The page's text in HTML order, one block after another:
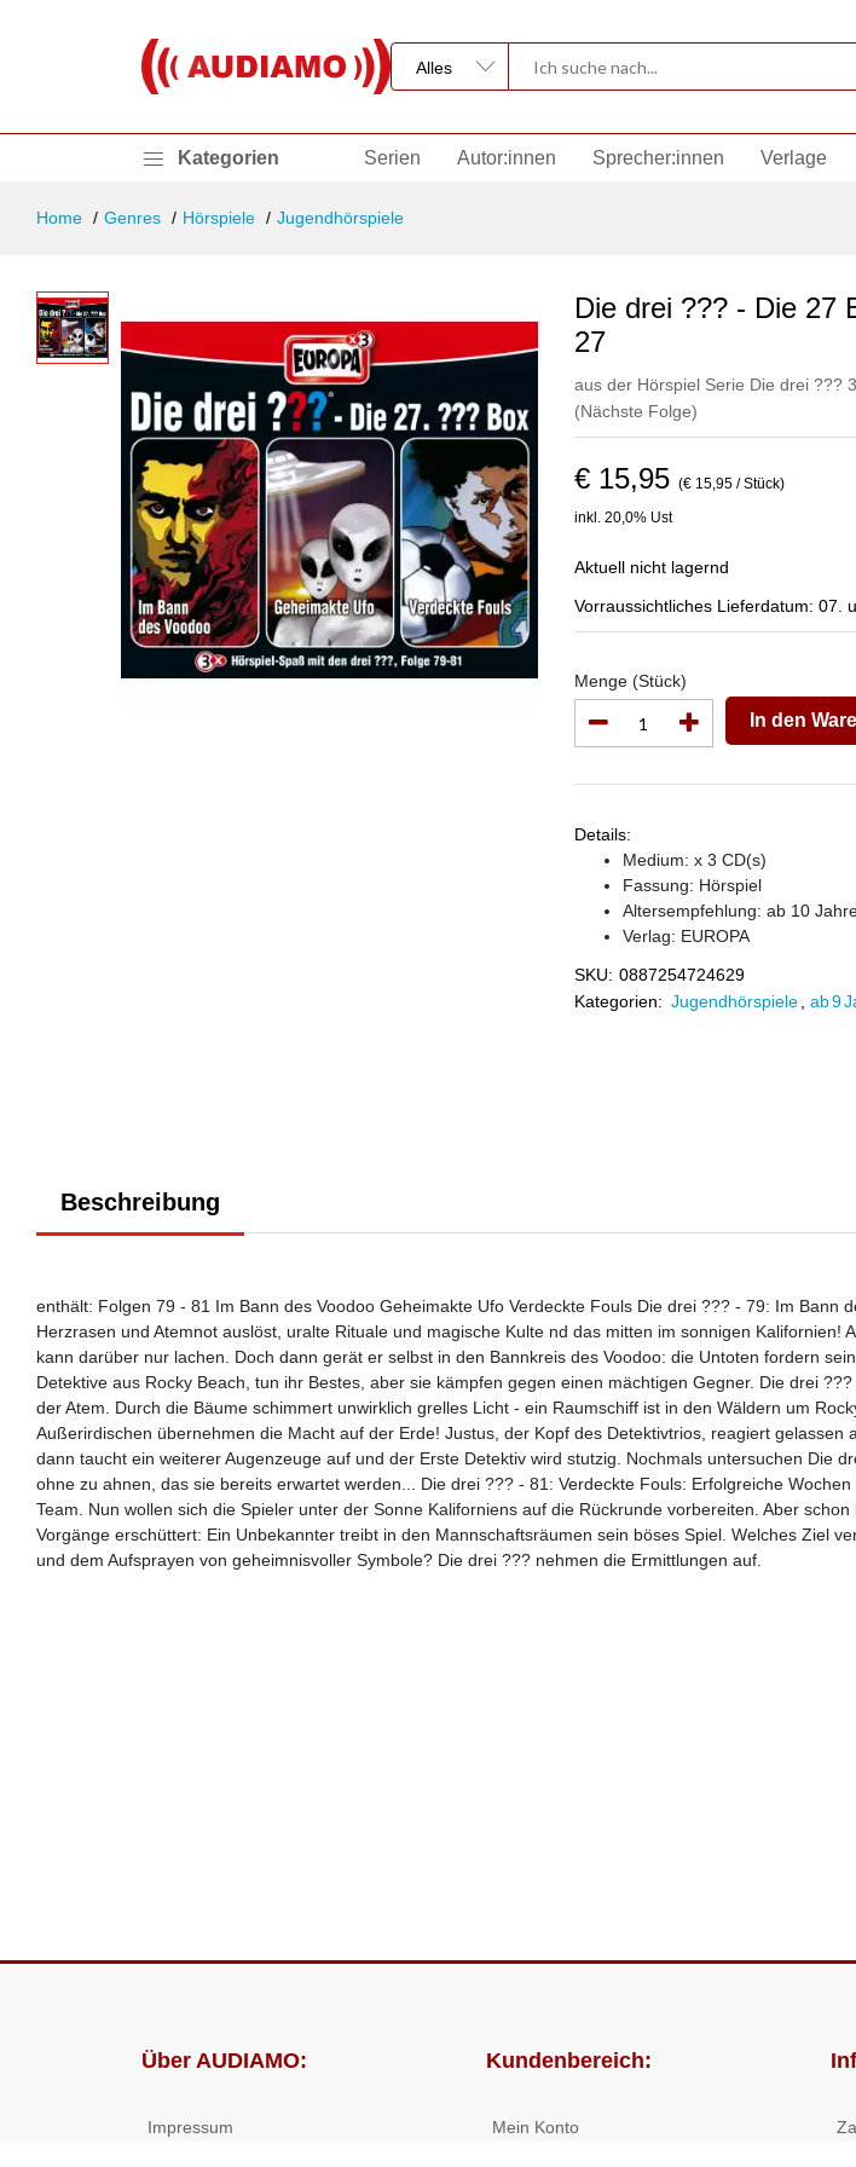
Kategorien Serien Autor:innen Sprecher:innen Verlage
Home Genres Hörspiele Jugendhörspiele
Die drei ??? - Die 27
27
aus der Hörspiel Serie Die drei ???
(Nächste Folge)
€ 15,95 (€ 15,95 / Stück)
inkl. 20,0% Ust
Aktuell nicht lagernd
Vorraussichtliches Lieferdatum: 07.
Menge (Stück)
In den
Details:
Medium: x 3 CD(s)
Fassung: Hörspiel
Altersempfehlung: ab 10
Verlag: EUROPA
SKU: 0887254724629
Kategorien: Jugendhörspiele ab 9
Beschreibung
enthält: Folgen 79 - 81 Im Bann des Voodoo Geheimakte Ufo Verdeckte Fouls Die drei ??? - 79: Im Bann
Herzrasen und Atemnot auslöst, uralte Rituale und magische Kulte nd das mitten im sonnigen Kalifornien!
kann darüber nur lachen. Doch dann gerät er selbst in den Bannkreis des Voodoo: die Untoten fordern
Detektive aus Rocky Beach, tun ihr Bestes, aber sie kämpfen gegen einen mächtigen Gegner. Die drei
der Atem. Durch die Bäume schimmert unwirklich grelles Licht - ein Raumschiff ist in den Wäldern um
Außerirdischen übernehmen die Macht auf der Erde! Justus, der Kopf des Detektivtrios, reagiert gelassen
dann taucht ein weiterer Augenzeuge auf und der Erste Detektiv wird stutzig. Nochmals untersuchen Die
ohne zu ahnen, das sie bereits erwartet werden... Die drei ??? - 81: Verdeckte Fouls: Erfolgreiche
Team. Nun wollen sich die Spieler unter der Sonne Kaliforniens auf die Rückrunde vorbereiten. Aber
Vorgänge erschüttert: Ein Unbekannter treibt in den Mannschaftsräumen sein böses Spiel. Welches Ziel
und dem Aufsprayen von geheimnisvoller Symbole? Die drei ??? nehmen die Ermittlungen auf.
Über AUDIAMO:
Impressum
Kundenbereich:
Mein Konto